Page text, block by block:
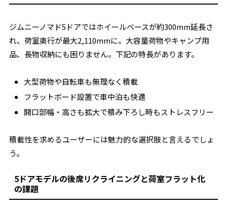
ジムニーノマド5ドアではホイールベースが約300mm延長さ
れ、荷室奥行が最大2,110mmに。大容量荷物やキャンプ用
品、長物収納にも困りません。下記の特長があります。
大型荷物や自転車も無理なく積載
フラットボード設置で車中泊も快適
開口部幅・高さも拡大で積み下ろし時もストレスフリー
積載性を求めるユーザーには魅力的な選択肢と言えるでしょ
う。
5ドアモデルの後席リクライニングと荷室フラット化
の課題